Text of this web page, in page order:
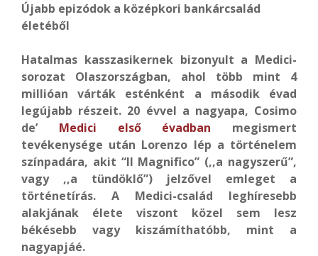
Újabb epizódok a középkori bankárcsalád
életéből
Hatalmas kasszasikernek bizonyult a Medici-
sorozat Olaszországban, ahol több mint 4
millióan várták esténként a második évad
legújabb részeit. 20 évvel a nagyapa, Cosimo
de’ Medici első évadban megismert
tevékenysége után Lorenzo lép a történelem
színpadára, akit “Il Magnifico” (,,a nagyszerű”,
vagy ,,a tündöklő”) jelzővel emleget a
történetírás. A Medici-család leghíresebb
alakjának élete viszont közel sem lesz
békésebb vagy kiszámíthatóbb, mint a
nagyapjáé.